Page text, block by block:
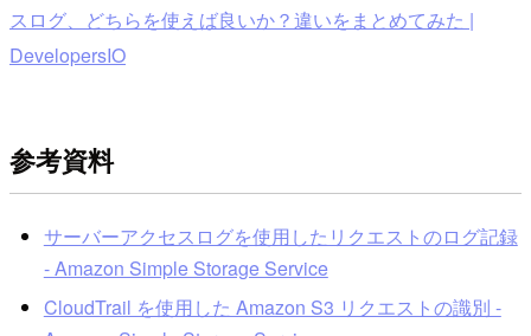
スログ、どちらを使えば良いか？違いをまとめてみた |
DevelopersIO
参考資料
サーバーアクセスログを使用したリクエストのログ記録
- Amazon Simple Storage Service
CloudTrail を使用した Amazon S3 リクエストの識別 -